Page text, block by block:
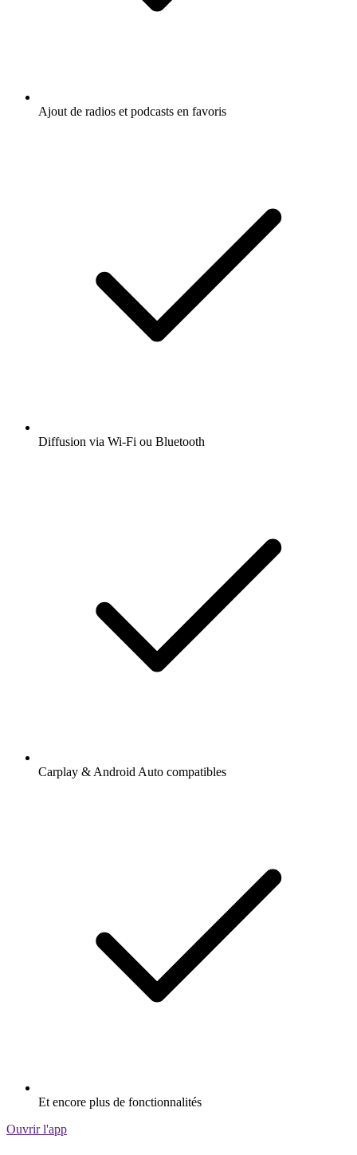
Ajout de radios et podcasts en favoris
Diffusion via Wi-Fi ou Bluetooth
Carplay & Android Auto compatibles
Et encore plus de fonctionnalités
Ouvrir l'app